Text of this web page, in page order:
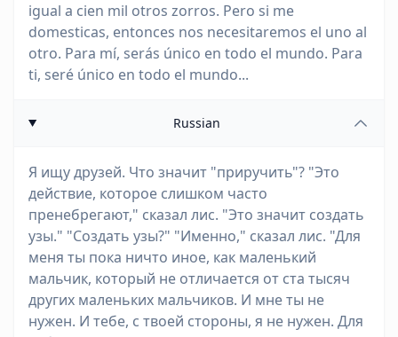
igual a cien mil otros zorros. Pero si me
domesticas, entonces nos necesitaremos el uno al
otro. Para mí, serás único en todo el mundo. Para
ti, seré único en todo el mundo...
Russian
Я ищу друзей. Что значит "приручить"? "Это
действие, которое слишком часто
пренебрегают," сказал лис. "Это значит создать
узы." "Создать узы?" "Именно," сказал лис. "Для
меня ты пока ничто иное, как маленький
мальчик, который не отличается от ста тысяч
других маленьких мальчиков. И мне ты не
нужен. И тебе, с твоей стороны, я не нужен. Для